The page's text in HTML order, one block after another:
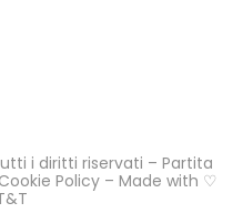
i diritti riservati – Partita
Policy – Made with ♡